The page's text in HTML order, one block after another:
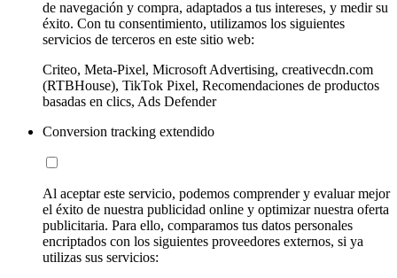
de navegación y compra, adaptados a tus intereses, y medir su
éxito. Con tu consentimiento, utilizamos los siguientes
servicios de terceros en este sitio web:
Criteo, Meta-Pixel, Microsoft Advertising, creativecdn.com
(RTBHouse), TikTok Pixel, Recomendaciones de productos
basadas en clics, Ads Defender
Conversion tracking extendido
Al aceptar este servicio, podemos comprender y evaluar mejor
el éxito de nuestra publicidad online y optimizar nuestra oferta
publicitaria. Para ello, comparamos tus datos personales
encriptados con los siguientes proveedores externos, si ya
utilizas sus servicios: